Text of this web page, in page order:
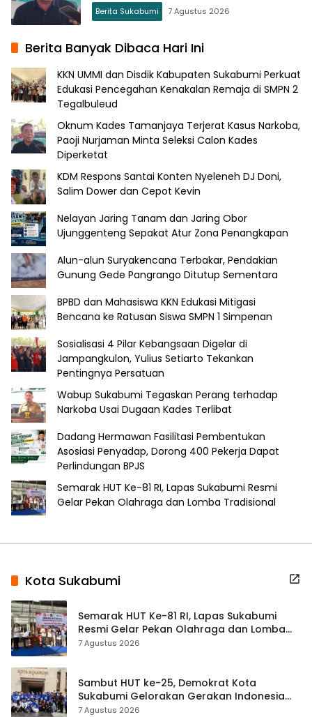
Berita Sukabumi 7 Agustus 2026
Berita Banyak Dibaca Hari Ini
KKN UMMI dan Disdik Kabupaten Sukabumi Perkuat
Edukasi Pencegahan Kenakalan Remaja di SMPN 2
Tegalbuleud
Oknum Kades Tamanjaya Terjerat Kasus Narkoba,
Paoji Nurjaman Minta Seleksi Calon Kades
Diperketat
KDM Respons Santai Konten Nyeleneh DJ Doni,
Salim Dower dan Cepot Kevin
Nelayan Jaring Tanam dan Jaring Obor
Ujunggenteng Sepakat Atur Zona Penangkapan
Alun-alun Suryakencana Terbakar, Pendakian
Gunung Gede Pangrango Ditutup Sementara
BPBD dan Mahasiswa KKN Edukasi Mitigasi
Bencana ke Ratusan Siswa SMPN 1 Simpenan
Sosialisasi 4 Pilar Kebangsaan Digelar di
Jampangkulon, Yulius Setiarto Tekankan
Pentingnya Persatuan
Wabup Sukabumi Tegaskan Perang terhadap
Narkoba Usai Dugaan Kades Terlibat
Dadang Hermawan Fasilitasi Pembentukan
Asosiasi Penyadap, Dorong 400 Pekerja Dapat
Perlindungan BPJS
Semarak HUT Ke-81 RI, Lapas Sukabumi Resmi
Gelar Pekan Olahraga dan Lomba Tradisional
Kota Sukabumi
Semarak HUT Ke-81 RI, Lapas Sukabumi
Resmi Gelar Pekan Olahraga dan Lomba
Tradisional
7 Agustus 2026
Sambut HUT ke-25, Demokrat Kota
Sukabumi Gelorakan Gerakan Indonesia
ASRI Lewat Aksi Bersih Masjid Agung
7 Agustus 2026